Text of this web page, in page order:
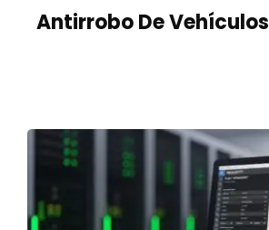
Antirrobo De Vehículos